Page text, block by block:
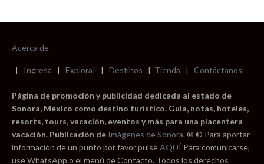
Acerca de
| Ingresa | Explora! | Destinos | Tienda | Contáctanos
Página de promoción y publicidad dedicada al estado de
Sonora, México como destino turístico. Guia, notas, hoteles,
resorts, tours, vacación, eventos y más para una placentera
vacación. Publicación de Imágenes de Sonora. ® © Para aportar
información de un punto por favor pulseAQUÍ Para comunicarse,
use WhatsApp o el menú de Contacto. Todos los derechos